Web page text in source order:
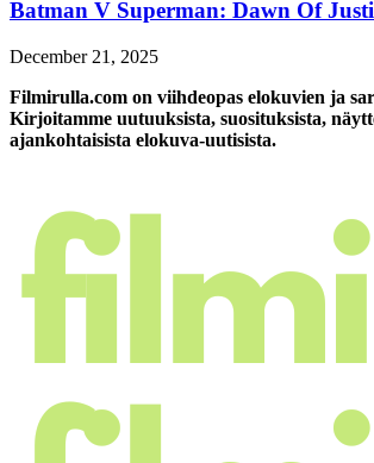
Batman V Superman: Dawn Of
December 21, 2025
Filmirulla.com on viihdeopas elokuvien ja
Kirjoitamme uutuuksista, suosituksista,
ajankohtaisista elokuva-uutisista.